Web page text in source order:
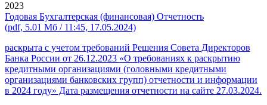
2023
Годовая Бухгалтерская (финансовая) Отчетность
(pdf, 5.01 Мб / 11:45, 17.05.2024)
раскрыта с учетом требований Решения Совета Директоров
Банка России от 26.12.2023 «О требованиях к раскрытию
кредитными организациями (головными кредитными
организациями банковских групп) отчетности и информации
в 2024 году» Дата размещения отчетности на сайте 27.03.2024.